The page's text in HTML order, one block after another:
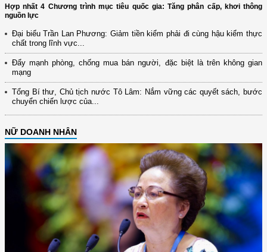
Hợp nhất 4 Chương trình mục tiêu quốc gia: Tăng phân cấp, khơi thông
nguồn lực
Đại biểu Trần Lan Phương: Giảm tiền kiểm phải đi cùng hậu kiểm thực
chất trong lĩnh vực...
Đẩy mạnh phòng, chống mua bán người, đặc biệt là trên không gian
mạng
Tổng Bí thư, Chủ tịch nước Tô Lâm: Nắm vững các quyết sách, bước
chuyển chiến lược của...
NỮ DOANH NHÂN